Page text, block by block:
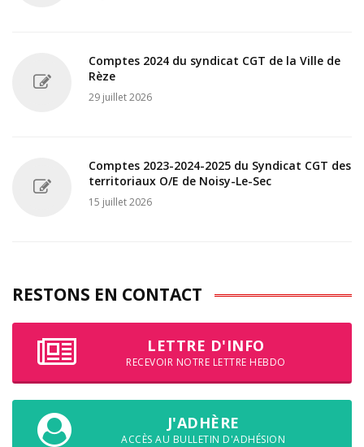
Comptes 2024 du syndicat CGT de la Ville de
Rèze
29 juillet 2026
Comptes 2023-2024-2025 du Syndicat CGT des
territoriaux O/E de Noisy-Le-Sec
15 juillet 2026
RESTONS EN CONTACT
LETTRE D'INFO
RECEVOIR NOTRE LETTRE HEBDO
J'ADHÈRE
ACCÈS AU BULLETIN D'ADHÉSION